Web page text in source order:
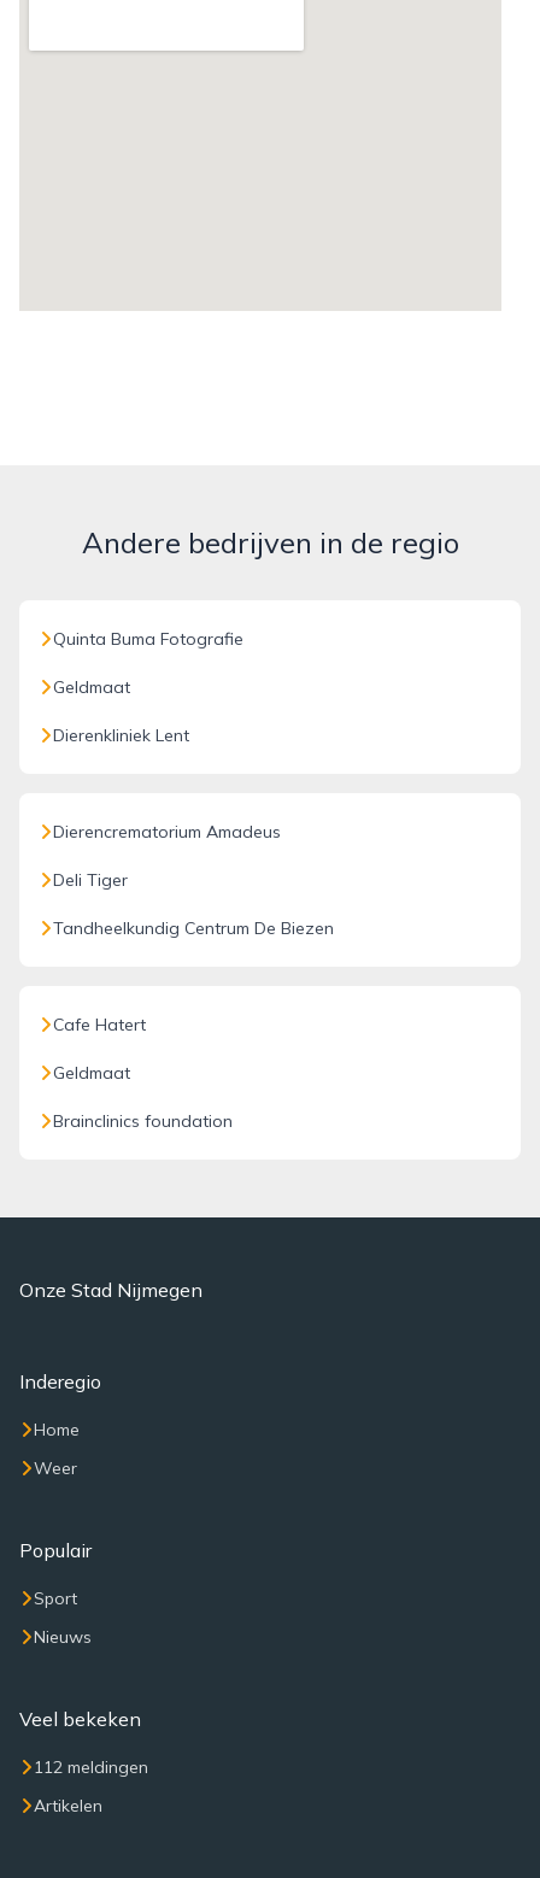
Andere bedrijven in de regio
Quinta Buma Fotografie
Geldmaat
Dierenkliniek Lent
Dierencrematorium Amadeus
Deli Tiger
Tandheelkundig Centrum De Biezen
Cafe Hatert
Geldmaat
Brainclinics foundation
Onze Stad Nijmegen
Inderegio
Home
Weer
Populair
Sport
Nieuws
Veel bekeken
112 meldingen
Artikelen